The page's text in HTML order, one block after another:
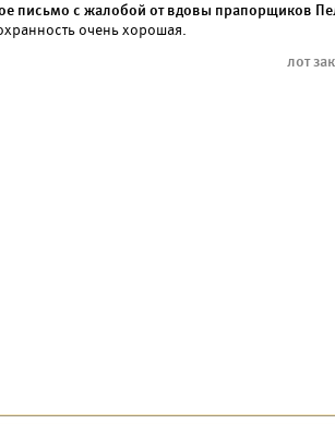
письмо с жалобой от вдовы прапорщиков
очень хорошая.